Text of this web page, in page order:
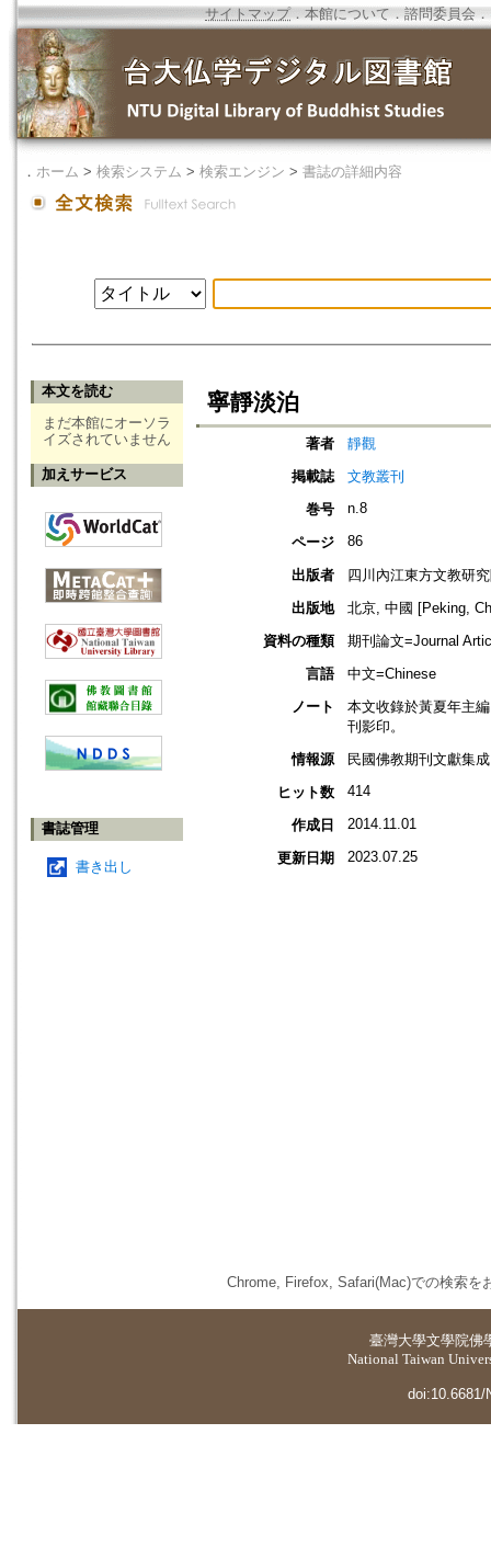
サイトマップ．本館について ． 諮問委員会 ．
． ホーム > 検索システム > 検索エンジン > 書誌の詳細内容
本文を読む
まだ本館にオーソラ
イズされていません
加えサービス
書誌管理
書き出し
寧靜淡泊
著者
靜觀
掲載誌
文教叢刊
巻号
n.8
ページ 86
出版者
四川內江東方文教研
出版地
北京, 中國 [Peking,
資料の種類
期刊論文=Journal
言語
中文=Chinese
ノート
本文收錄於黃夏年主
刊影印。
情報源
民國佛教期刊文獻集
ヒット数
414
作成日 2014.11.01
更新日期 2023.07.25
Chrome, Firefox, Safari(Mac)での検索を
臺灣大學文學院佛
National Taiwan
doi:10.6681/